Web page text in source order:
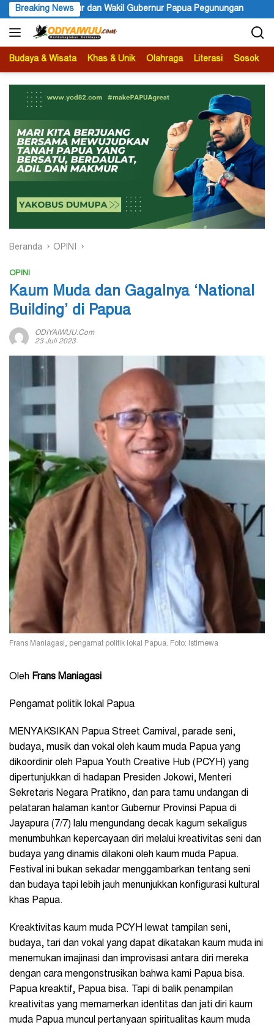
Langsung
ke
konten
Breaking News
Papua Pegunungan PBB Mengakui Kedaulatan
Budaya & Wisata Khas & Unik Olahraga Literasi Sosok
Beranda OPINI
OPINI
Kaum Muda dan Gagalnya ‘National
Building’ di Papua
ODIYAIWUU.com
23 Juli 2023
Frans Maniagasi, pengamat politik lokal Papua. Foto: Istimewa
Oleh Frans Maniagasi
Pengamat politik lokal Papua
MENYAKSIKAN Papua Street Carnival, parade seni,
budaya, musik dan vokal oleh kaum muda Papua yang
dikoordinir oleh Papua Youth Creative Hub (PCYH) yang
dipertunjukkan di hadapan Presiden Jokowi, Menteri
Sekretaris Negara Pratikno, dan para tamu undangan di
pelataran halaman kantor Gubernur Provinsi Papua di
Jayapura (7/7) lalu mengundang decak kagum sekaligus
menumbuhkan kepercayaan diri melalui kreativitas seni dan
budaya yang dinamis dilakoni oleh kaum muda Papua.
Festival ini bukan sekadar menggambarkan tentang seni
dan budaya tapi lebih jauh menunjukkan konfigurasi kultural
khas Papua.
Kreaktivitas kaum muda PCYH lewat tampilan seni,
budaya, tari dan vokal yang dapat dikatakan kaum muda ini
menemukan imajinasi dan improvisasi antara diri mereka
dengan cara mengonstrusikan bahwa kami Papua bisa.
Papua kreaktif, Papua bisa. Tapi di balik penampilan
kreativitas yang memamerkan identitas dan jati diri kaum
muda Papua muncul pertanyaan spiritualitas kaum muda